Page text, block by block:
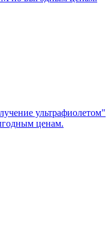
ультрафиолетом"
ценам.